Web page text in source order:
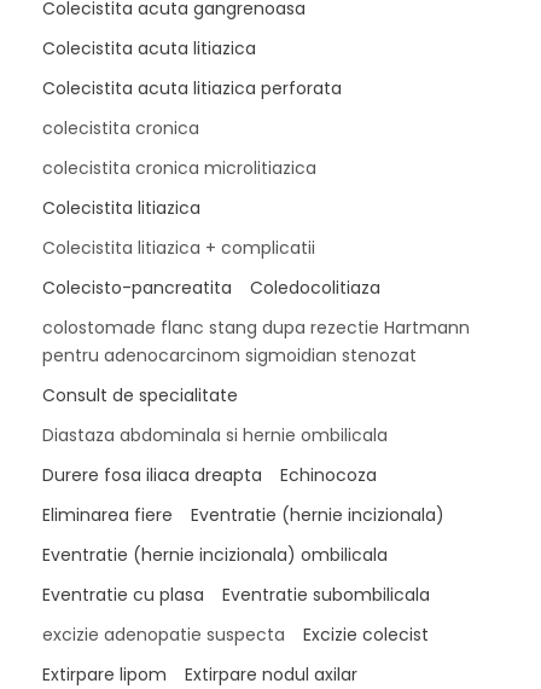
Colecistita acuta gangrenoasa
Colecistita acuta litiazica
Colecistita acuta litiazica perforata
colecistita cronica
colecistita cronica microlitiazica
Colecistita litiazica
Colecistita litiazica + complicatii
Colecisto-pancreatita
Coledocolitiaza
colostomade flanc stang dupa rezectie Hartmann
pentru adenocarcinom sigmoidian stenozat
Consult de specialitate
Diastaza abdominala si hernie ombilicala
Durere fosa iliaca dreapta
Echinocoza
Eliminarea fiere
Eventratie (hernie incizionala)
Eventratie (hernie incizionala) ombilicala
Eventratie cu plasa
Eventratie subombilicala
excizie adenopatie suspecta
Excizie colecist
Extirpare lipom
Extirpare nodul axilar